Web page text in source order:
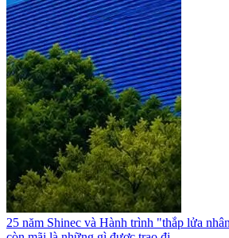
25 năm Shinec và Hành trình "thắp lửa